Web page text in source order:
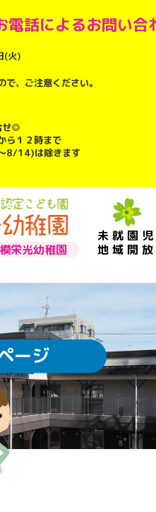
話によるお問い合
(火)
、ご注意ください。
せ◎
ら１２時まで
8/14)は除きます
栄光幼稚園
ICTの利用
給食・食育
未就園児
地域開放
園庭開放
子育てサロン ぽかぽか
ージ